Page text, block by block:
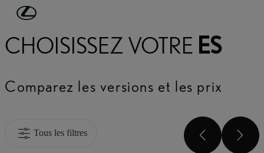
Passer au contenu principal
CHOISISSEZ VOTRE ES
Comparez les versions et les prix
Tous les filtres